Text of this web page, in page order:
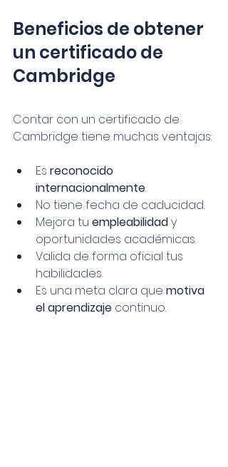
Beneficios de obtener
un certificado de
Cambridge
Contar con un certificado de
Cambridge tiene muchas ventajas:
Es reconocido
internacionalmente.
No tiene fecha de caducidad.
Mejora tu empleabilidad y
oportunidades académicas.
Valida de forma oficial tus
habilidades.
Es una meta clara que motiva
el aprendizaje continuo.